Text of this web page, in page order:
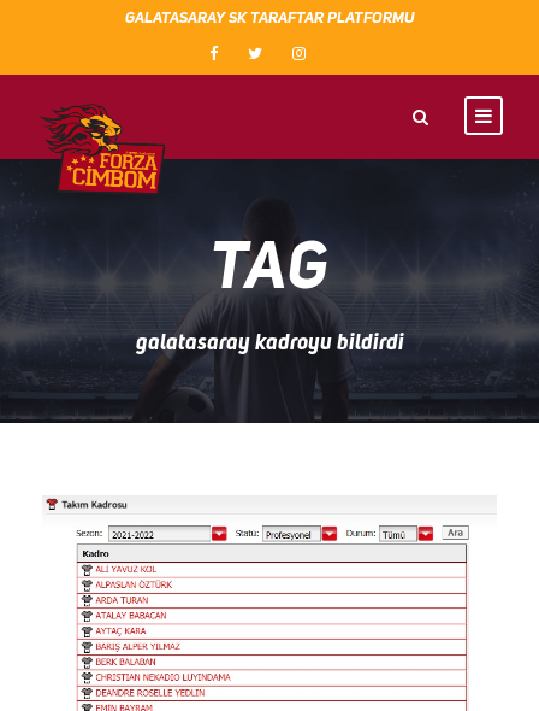
GALATASARAY SK TARAFTAR PLATFORMU
TAG
galatasaray kadroyu bildirdi